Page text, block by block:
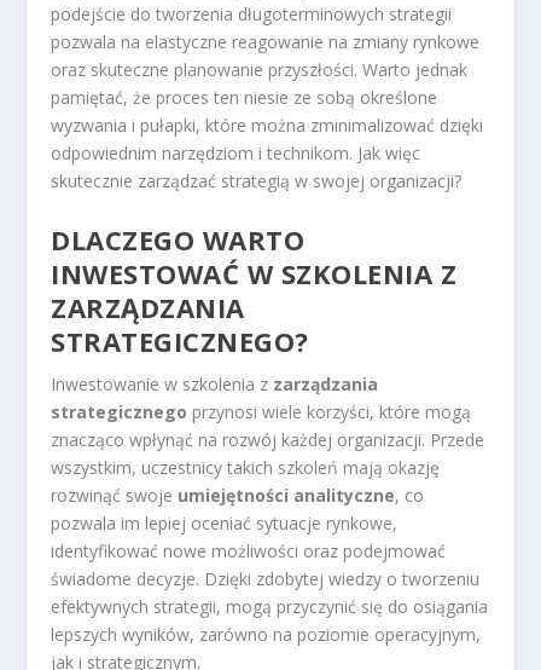
podejście do tworzenia długoterminowych strategii
pozwala na elastyczne reagowanie na zmiany rynkowe
oraz skuteczne planowanie przyszłości. Warto jednak
pamiętać, że proces ten niesie ze sobą określone
wyzwania i pułapki, które można zminimalizować dzięki
odpowiednim narzędziom i technikom. Jak więc
skutecznie zarządzać strategią w swojej organizacji?
DLACZEGO WARTO
INWESTOWAĆ W SZKOLENIA Z
ZARZĄDZANIA
STRATEGICZNEGO?
Inwestowanie w szkolenia z zarządzania
strategicznego przynosi wiele korzyści, które mogą
znacząco wpłynąć na rozwój każdej organizacji. Przede
wszystkim, uczestnicy takich szkoleń mają okazję
rozwinąć swoje umiejętności analityczne, co
pozwala im lepiej oceniać sytuacje rynkowe,
identyfikować nowe możliwości oraz podejmować
świadome decyzje. Dzięki zdobytej wiedzy o tworzeniu
efektywnych strategii, mogą przyczynić się do osiągania
lepszych wyników, zarówno na poziomie operacyjnym,
jak i strategicznym.